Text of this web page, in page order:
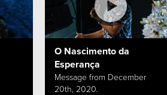
O Nascimento da
Esperança
Message from December
20th, 2020.